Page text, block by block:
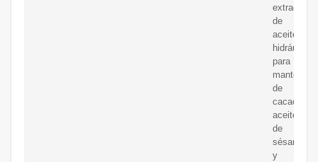
extractor
de
aceite
hidráulico
para
manteca
de
cacao,
aceite
de
sésamo
y